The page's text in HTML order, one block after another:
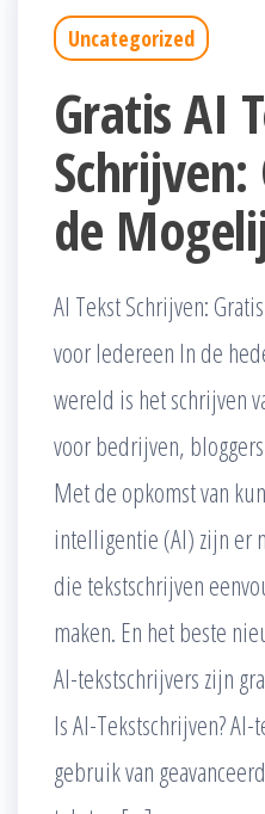
Uncategorized
Gratis AI
de
AI Tekst Schrijven:
voor Iedereen In de
wereld is het schrijven
voor bedrijven,
Met de opkomst van
intelligentie (AI) zijn er
die tekstschrijven
maken. En het beste
AI-tekstschrijvers zijn
Is AI-Tekstschrijven?
gebruik van